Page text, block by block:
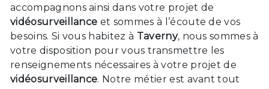
accompagnons ainsi dans votre projet de
vidéosurveillance et sommes à l’écoute de vos
besoins. Si vous habitez à Taverny, nous sommes à
votre disposition pour vous transmettre les
renseignements nécessaires à votre projet de
vidéosurveillance. Notre métier est avant tout